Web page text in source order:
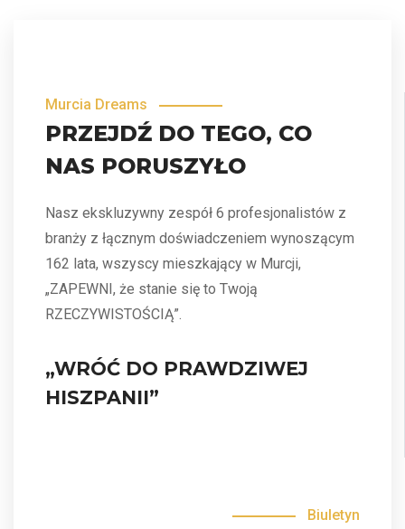
Murcia Dreams
PRZEJDŹ DO TEGO, CO
NAS PORUSZYŁO
Nasz ekskluzywny zespół 6 profesjonalistów z
branży z łącznym doświadczeniem wynoszącym
162 lata, wszyscy mieszkający w Murcji,
„ZAPEWNI, że stanie się to Twoją
RZECZYWISTOŚCIĄ”.
„WRÓĆ DO PRAWDZIWEJ
HISZPANII”
Biuletyn